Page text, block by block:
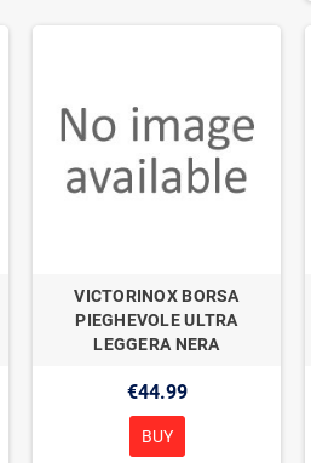
VICTORINOX BORSA
PIEGHEVOLE ULTRA
LEGGERA NERA
€44.99
BUY